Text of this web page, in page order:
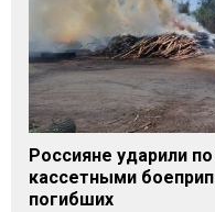
Россияне ударили
кассетными
погибших